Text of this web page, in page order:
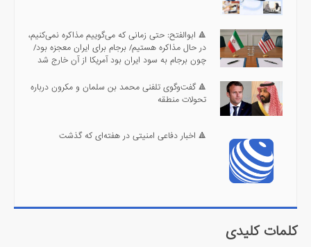
🔺 ابوالفتح: حتی زمانی که می‌گوییم مذاکره نمی‌کنیم،
در حال مذاکره هستیم/ برجام برای ایران معجزه بود/
چون برجام به سود ایران بود آمریکا از آن خارج شد
🔺 گفت‌وگوی تلفنی محمد بن سلمان و مکرون درباره
تحولات منطقه
🔺 اخبار دفاعی امنیتی در هفته‌ای که گذشت
کلمات کلیدی